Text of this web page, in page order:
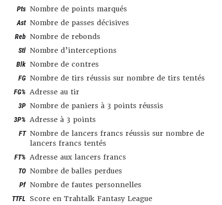
Pts Nombre de points marqués
Ast Nombre de passes décisives
Reb Nombre de rebonds
Stl Nombre d’interceptions
Blk Nombre de contres
FG Nombre de tirs réussis sur nombre de tirs tentés
FG% Adresse au tir
3P Nombre de paniers à 3 points réussis
3P% Adresse à 3 points
FT Nombre de lancers francs réussis sur nombre de
lancers francs tentés
FT% Adresse aux lancers francs
TO Nombre de balles perdues
Pf Nombre de fautes personnelles
TTFL Score en Trahtalk Fantasy League